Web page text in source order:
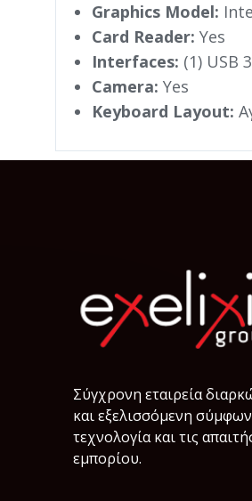
Graphics Model:
Card Reader: Yes
Interfaces: (1) USB
Camera: Yes
Keyboard Layout:
Σύγχρονη εταιρεία
και εξελισσόμενη
τεχνολογία και τις
εμπορίου.